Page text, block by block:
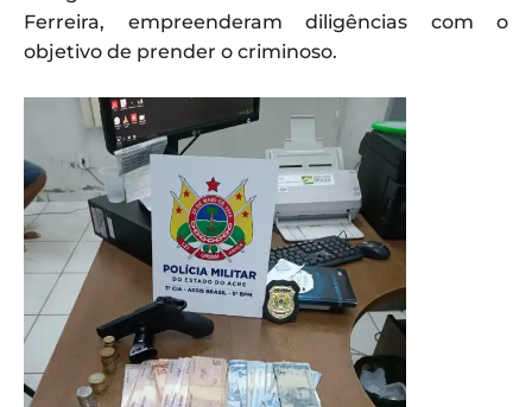
Ferreira, empreenderam diligências com o
objetivo de prender o criminoso.